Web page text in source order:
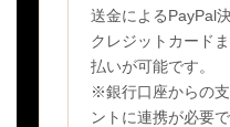
送金によるPayPal
クレジットカード
払いが可能です。
※銀行口座からの
ントに連携が必要で